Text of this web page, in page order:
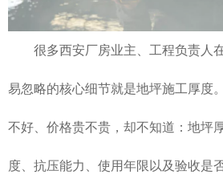
很多西安厂房业主、工程负责人
易忽略的核心细节就是地坪施工厚度
不好、价格贵不贵，却不知道：地坪
度、抗压能力、使用年限以及验收是